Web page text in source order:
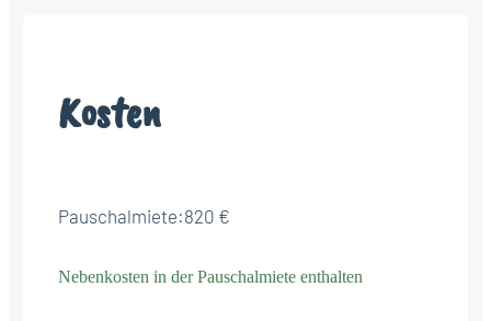
Kosten
Pauschalmiete:820 €
Nebenkosten in der Pauschalmiete enthalten